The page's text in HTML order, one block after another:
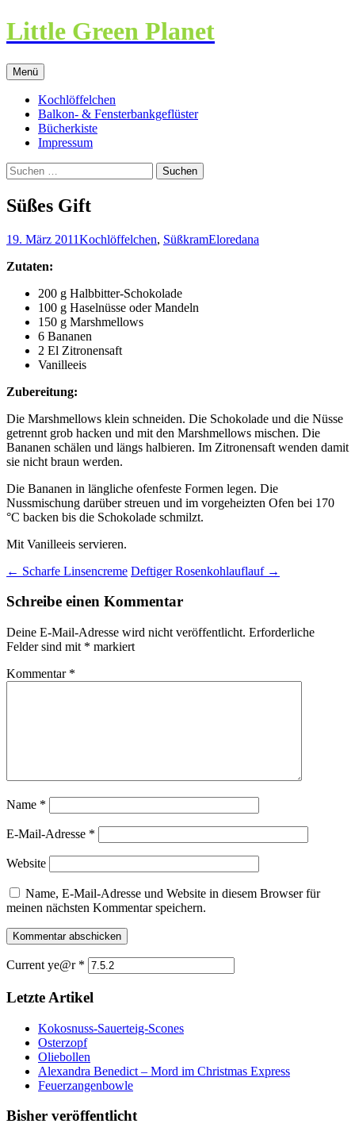
Little Green Planet
Menü Zum
Inhalt
springen
Kochlöffelchen
Balkon- & Fensterbankgeflüster
Bücherkiste
Impressum
Suchen
nach:
Süßes Gift
19. März 2011Kochlöffelchen, SüßkramEloredana
Zutaten:
200 g Halbbitter-Schokolade
100 g Haselnüsse oder Mandeln
150 g Marshmellows
6 Bananen
2 El Zitronensaft
Vanilleeis
Zubereitung:
Die Marshmellows klein schneiden. Die Schokolade und die Nüsse
getrennt grob hacken und mit den Marshmellows mischen. Die
Bananen schälen und längs halbieren. Im Zitronensaft wenden damit
sie nicht braun werden.
Die Bananen in längliche ofenfeste Formen legen. Die
Nussmischung darüber streuen und im vorgeheizten Ofen bei 170
°C backen bis die Schokolade schmilzt.
Mit Vanilleeis servieren.
Beitragsnavigation
← Scharfe Linsencreme Deftiger Rosenkohlauflauf →
Schreibe einen Kommentar
Deine E-Mail-Adresse wird nicht veröffentlicht. Erforderliche
Felder sind mit * markiert
Kommentar *
Name *
E-Mail-Adresse *
Website
Name, E-Mail-Adresse und Website in diesem Browser für
meinen nächsten Kommentar speichern.
Current ye@r *
Letzte Artikel
Kokosnuss-Sauerteig-Scones
Osterzopf
Oliebollen
Alexandra Benedict – Mord im Christmas Express
Feuerzangenbowle
Bisher veröffentlicht